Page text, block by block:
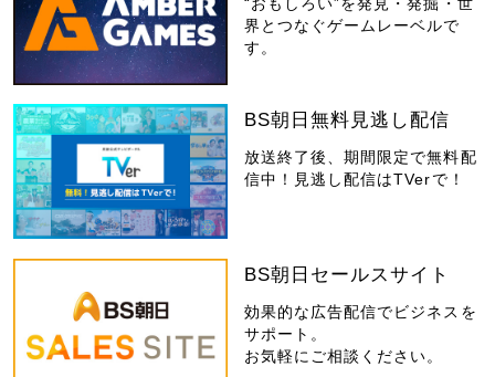
界とつなぐゲームレーベルで
す。
BS朝日無料見逃し配信
放送終了後、期間限定で無料配
信中！見逃し配信はTVerで！
BS朝日セールスサイト
効果的な広告配信でビジネスを
サポート。
お気軽にご相談ください。